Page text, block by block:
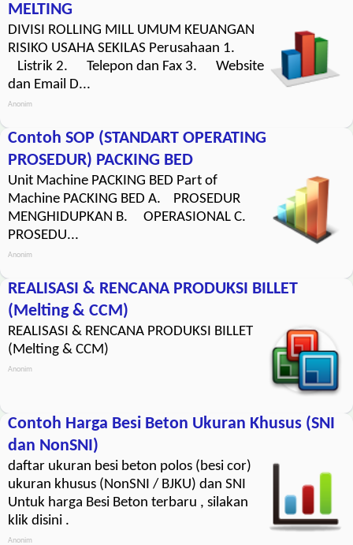
MELTING
DIVISI ROLLING MILL UMUM KEUANGAN
RISIKO USAHA SEKILAS Perusahaan 1.
Listrik 2. Telepon dan Fax 3. Website
dan Email D...
Anonim
Contoh SOP (STANDART OPERATING
PROSEDUR) PACKING BED
Unit Machine PACKING BED Part of
Machine PACKING BED A. PROSEDUR
MENGHIDUPKAN B. OPERASIONAL C.
PROSEDU...
Anonim
REALISASI & RENCANA PRODUKSI BILLET
(Melting & CCM)
REALISASI & RENCANA PRODUKSI BILLET
(Melting & CCM)
Anonim
Contoh Harga Besi Beton Ukuran Khusus (SNI
dan NonSNI)
daftar ukuran besi beton polos (besi cor)
ukuran khusus (NonSNI / BJKU) dan SNI
Untuk harga Besi Beton terbaru , silakan
klik disini .
Anonim